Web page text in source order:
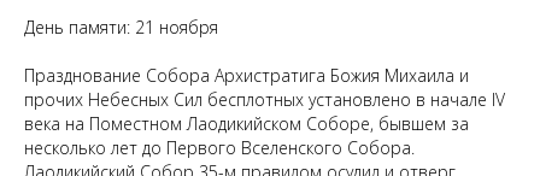
День памяти: 21 ноября
Празднование Собора Архистратига Божия Михаила и
прочих Небесных Сил бесплотных установлено в начале IV
века на Поместном Лаодикийском Соборе, бывшем за
несколько лет до Первого Вселенского Собора.